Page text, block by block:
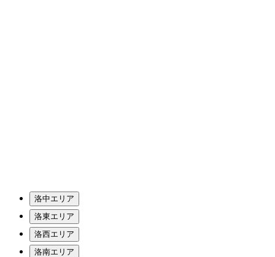
洛中エリア
洛東エリア
洛西エリア
洛南エリア